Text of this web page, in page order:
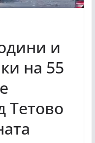
и
на 55
Тетово